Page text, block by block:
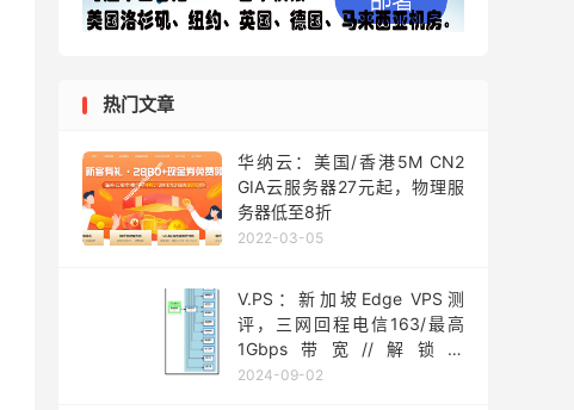
热门文章
华纳云：美国/香港5M CN2
GIA云服务器27元起，物理服
务器低至8折
2022-03-05
V.PS：新加坡Edge VPS测
评，三网回程电信163/最高
1Gbps带宽//解锁奈
飞/ChatGPT/TikTok，月付
2024-09-02